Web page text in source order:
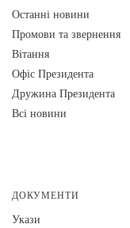
Останні новини
Промови та звернення
Вiтання
Офіс Президента
Дружина Президента
Всі новини
ДОКУМЕНТИ
Укази